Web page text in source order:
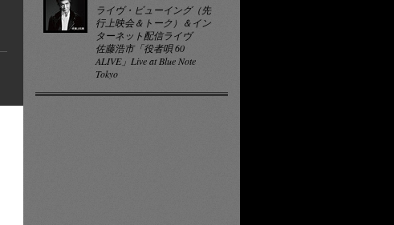
ライヴ・ビューイング（先
行上映会＆トーク）＆イン
ターネット配信ライヴ
佐藤浩市「役者唄 60
ALIVE」Live at Blue Note
Tokyo